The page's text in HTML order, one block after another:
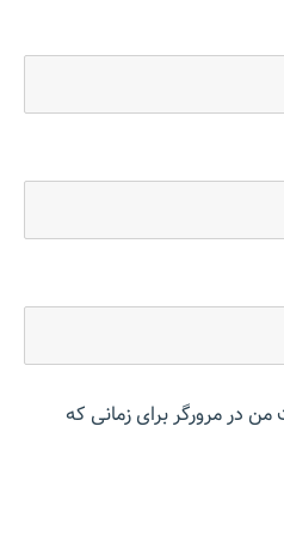
من در مرورگر برای زمانی که